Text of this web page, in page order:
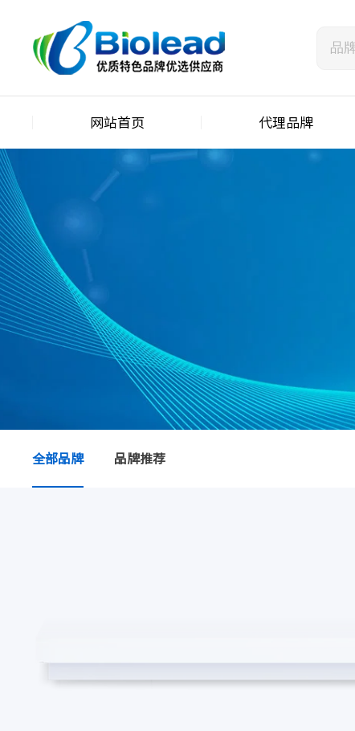
网站首页 代理品牌
全部品牌 品牌推荐